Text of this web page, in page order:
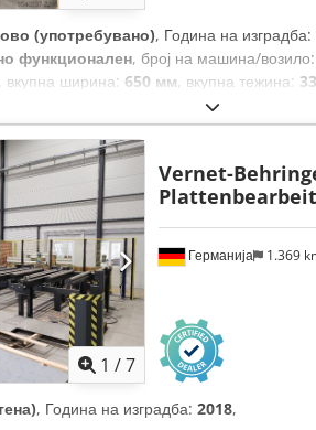
(употребувано), Година на изградба:
функционален, број на машина/возило:
, вкупна ширина: 650 мм, вкупна тежина:
1 /7
Германија 1.369
Vernet-
, Година на изградба: 2018,